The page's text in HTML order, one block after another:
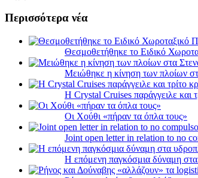
Περισσότερα νέα
Θεσμοθετήθηκε το Ειδικό
Μειώθηκε η κίνηση των πλοίων
Η Crystal Cruises παράγγειλε και
Οι Χούθι «πήραν τα όπλα τους»
Joint open letter in relation to no
Η επόμενη παγκόσμια δύναμη